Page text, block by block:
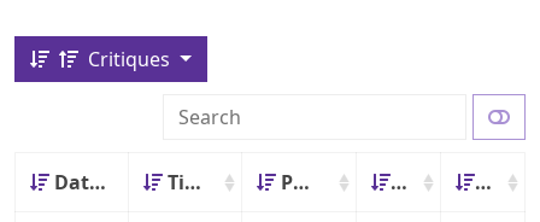
Critiques
Date Titre Posté par Score Hits